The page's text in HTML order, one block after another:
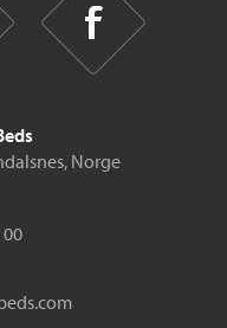
Norge